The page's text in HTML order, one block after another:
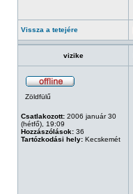
Vissza a tetejére
vizike
Zöldfülű
Csatlakozott: 2006 január 30
(hétfő), 19:09
Hozzászólások: 36
Tartózkodási hely: Kecskemét